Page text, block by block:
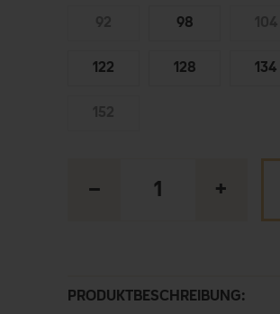
98
122 128 134
– +
PRODUKTBESCHREIBUNG: